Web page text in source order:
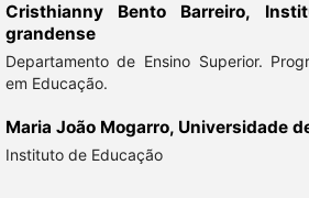
Cristhianny Bento Barreiro,
grandense
Departamento de Ensino Superior.
em Educação.
Maria João Mogarro, Universidade
Instituto de Educação